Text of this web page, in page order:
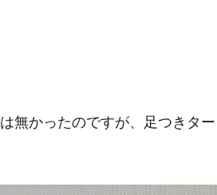
無かったのですが、足つきタ